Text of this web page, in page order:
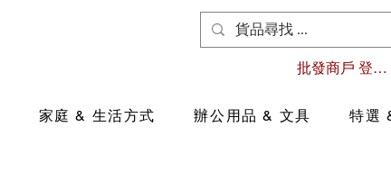
批發商戶
家庭 & 生活方式 辦公用品 & 文具 特選